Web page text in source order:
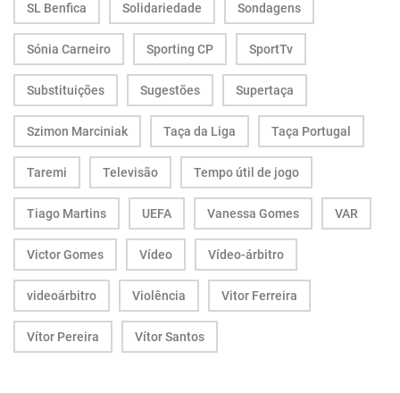
SL Benfica Solidariedade Sondagens
Sónia Carneiro Sporting CP SportTv
Substituições Sugestões Supertaça
Szimon Marciniak Taça da Liga Taça Portugal
Taremi Televisão Tempo útil de jogo
Tiago Martins UEFA Vanessa Gomes VAR
Victor Gomes Vídeo Vídeo-árbitro
videoárbitro Violência Vitor Ferreira
Vítor Pereira Vítor Santos